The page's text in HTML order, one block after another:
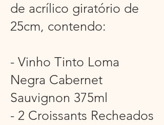
de acrílico giratório de
25cm, contendo:
- Vinho Tinto Loma
Negra Cabernet
Sauvignon 375ml
- 2 Croissants Recheados